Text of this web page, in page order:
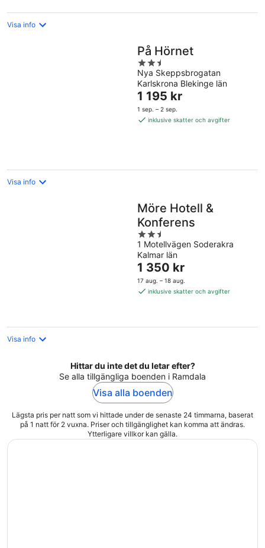
Visa info
På Hörnet
2.5
out
of
5
Nya Skeppsbrogatan
Karlskrona Blekinge län
Priset
är
1 195 kr
1 195 kr
1 sep. – 2 sep.
inklusive skatter och avgifter
Visa info
Möre Hotell &
Konferens
2.5
out
of
5
1 Motellvägen Soderakra
Kalmar län
Priset
är
1 350 kr
1 350 kr
17 aug. – 18 aug.
inklusive skatter och avgifter
Visa info
Hittar du inte det du letar efter?
Se alla tillgängliga boenden i Ramdala
Visa alla boenden
Lägsta pris per natt som vi hittade under de senaste 24 timmarna, baserat
på 1 natt för 2 vuxna. Priser och tillgänglighet kan komma att ändras.
Ytterligare villkor kan gälla.